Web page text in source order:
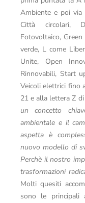
Ambiente e poi via
Città circolari,
Fotovoltaico,
verde, L come
Unite, Open
Rinnovabili, Start
Veicoli elettrici fino
21 e alla lettera Z
un concetto
ambientale e il
aspetta è
nuovo modello di
Perchè il nostro
trasformazioni
Molti quesiti
sono le principali